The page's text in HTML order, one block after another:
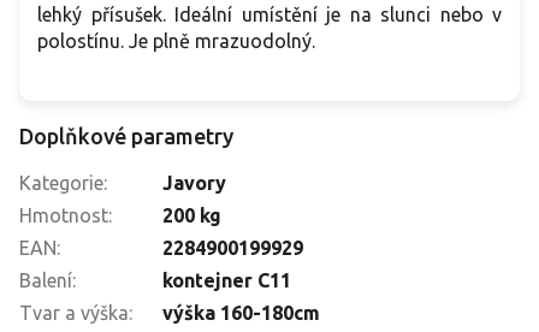
lehký přísušek. Ideální umístění je na slunci nebo v
polostínu. Je plně mrazuodolný.
Doplňkové parametry
Kategorie:
Javory
Hmotnost:
200 kg
EAN:
2284900199929
Balení:
kontejner C11
Tvar a výška:
výška 160-180cm